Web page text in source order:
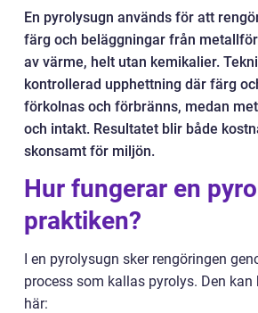
En pyrolysugn används för att
färg och beläggningar från
av värme, helt utan kemikalier.
kontrollerad upphettning där färg
förkolnas och förbränns, medan
och intakt. Resultatet blir både
skonsamt för miljön.
Hur fungerar en
praktiken?
I en pyrolysugn sker rengöringen
process som kallas pyrolys. Den kan
här: